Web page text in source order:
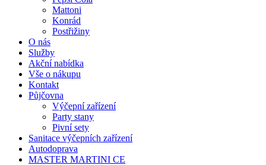
Mattoni
Konrád
Postřižiny
O nás
Služby
Akční nabídka
Vše o nákupu
Kontakt
Půjčovna
Výčepní zařízení
Party stany
Pivní sety
Sanitace výčepních zařízení
Autodoprava
MASTER MARTINI CE